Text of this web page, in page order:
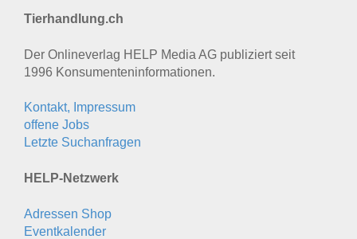
Tierhandlung.ch
Der Onlineverlag HELP Media AG publiziert seit
1996 Konsumenten­informationen.
Kontakt, Impressum
offene Jobs
Letzte Suchanfragen
HELP-Netzwerk
Adressen Shop
Eventkalender